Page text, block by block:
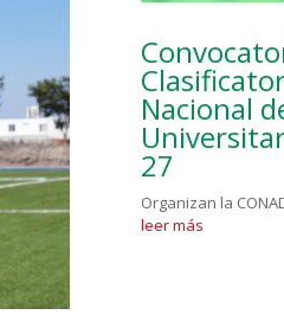
Nacional
27
Organizan la
leer más